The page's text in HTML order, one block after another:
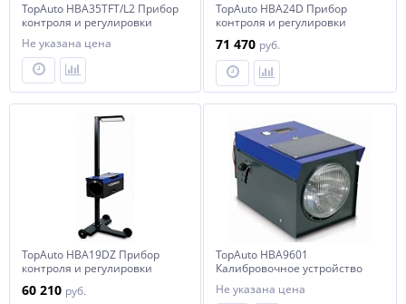
TopAuto HBA35TFT/L2 Прибор
контроля и регулировки
света фар
Не указана цена
TopAuto HBA24D Прибор
контроля и регулировки
вращающейся стойкой
71 470 руб.
TopAuto HBA19DZ Прибор
контроля и регулировки
60 210 руб.
TopAuto HBA9601
Калибровочное устройство
для приборов для
регулировки света фар
Не указана цена